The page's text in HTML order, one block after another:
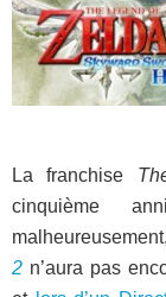
La franchise
cinquième
2 n’aura pas